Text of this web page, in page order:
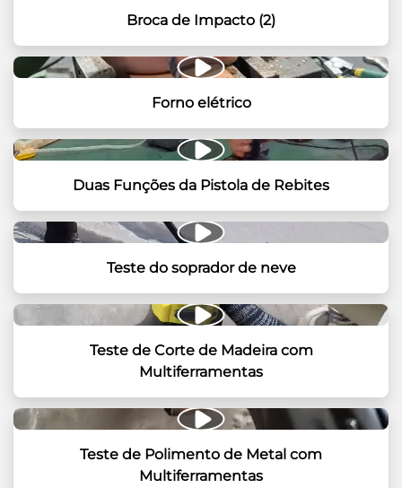
Broca de Impacto (2)
Forno elétrico
Duas Funções da Pistola de Rebites
Teste do soprador de neve
Teste de Corte de Madeira com
Multiferramentas
Teste de Polimento de Metal com
Multiferramentas